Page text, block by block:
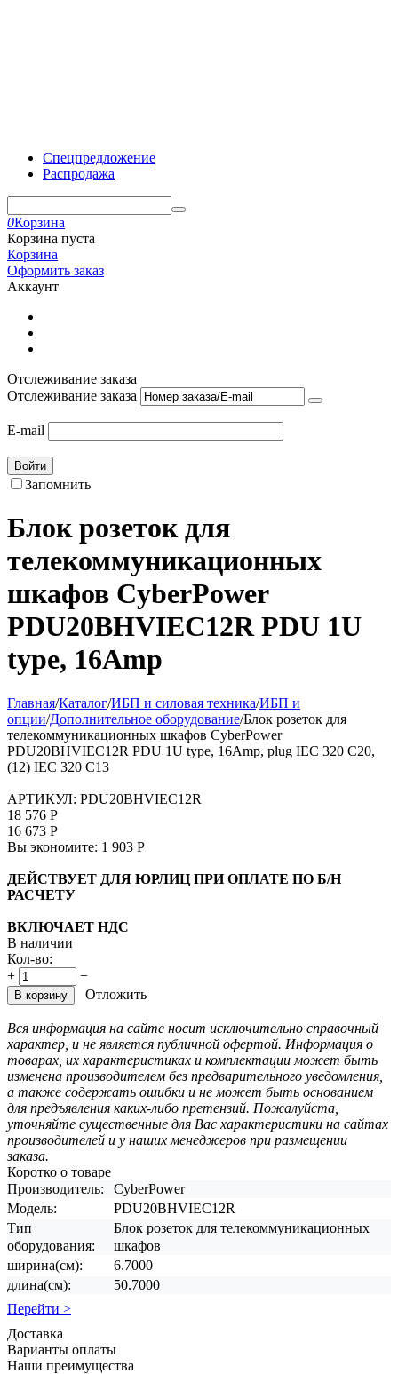
Спецпредложение
Распродажа
0Корзина
Корзина пуста
Корзина
Оформить заказ
Аккаунт
Отслеживание заказа
Отслеживание заказа
E-mail
Войти
Запомнить
Блок розеток для
телекоммуникационных
шкафов CyberPower
PDU20BHVIEC12R PDU 1U
type, 16Amp
Главная/Каталог/ИБП и силовая техника/ИБП и
опции/Дополнительное оборудование/Блок розеток для
телекоммуникационных шкафов CyberPower
PDU20BHVIEC12R PDU 1U type, 16Amp, plug IEC 320 C20,
(12) IEC 320 C13
АРТИКУЛ: PDU20BHVIEC12R
18 576 Р
16 673 Р
Вы экономите: 1 903 Р
ДЕЙСТВУЕТ ДЛЯ ЮРЛИЦ ПРИ ОПЛАТЕ ПО Б/Н
РАСЧЕТУ
ВКЛЮЧАЕТ НДС
В наличии
Кол-во:
+
−
В корзину Отложить
Вся информация на сайте носит исключительно справочный
характер, и не является публичной офертой. Информация о
товарах, их характеристиках и комплектации может быть
изменена производителем без предварительного уведомления,
а также содержать ошибки и не может быть основанием
для предъявления каких-либо претензий. Пожалуйста,
уточняйте существенные для Вас характеристики на сайтах
производителей и у наших менеджеров при размещении
заказа.
Коротко о товаре
Производитель:
CyberPower
Модель:
PDU20BHVIEC12R
Тип
оборудования:
Блок розеток для телекоммуникационных
шкафов
ширина(см):
6.7000
длина(см):
50.7000
Перейти >
Доставка
Варианты оплаты
Наши преимущества